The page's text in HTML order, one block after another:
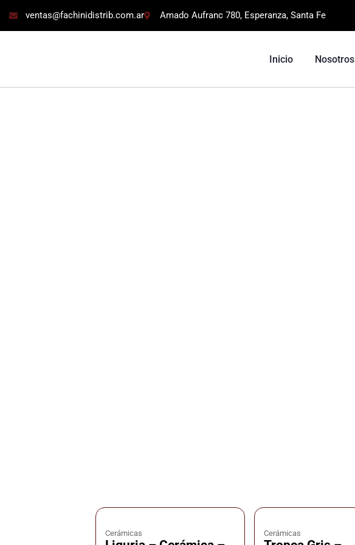
ventas@fachinidistrib.com.ar Amado Aufranc 780, Esperanza, Santa Fe
Inicio Nosotros
Cerámicas Cerámicas